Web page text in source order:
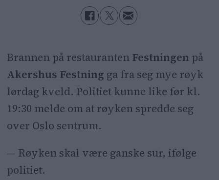
Brannen på restauranten Festningen på
Akershus Festning ga fra seg mye røyk
lørdag kveld. Politiet kunne like før kl.
19:30 melde om atrøyken spredde seg
over Oslo sentrum.
— Røyken skal være ganske sur, ifølge
politiet.